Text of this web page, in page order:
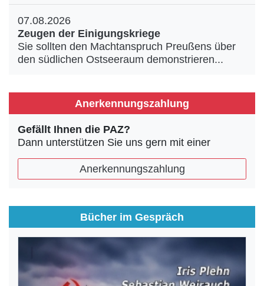
07.08.2026
Zeugen der Einigungskriege
Sie sollten den Machtanspruch Preußens über
den südlichen Ostseeraum demonstrieren...
Anerkennungszahlung
Gefällt Ihnen die PAZ?
Dann unterstützen Sie uns gern mit einer
Anerkennungszahlung
Bücher im Gespräch